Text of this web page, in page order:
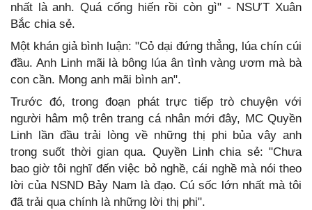
nhất là anh. Quá cống hiến rồi còn gì" - NSƯT Xuân
Bắc chia sẻ.
Một khán giả bình luận: "Cỏ dại đứng thẳng, lúa chín cúi
đầu. Anh Linh mãi là bông lúa ân tình vàng ươm mà bà
con cần. Mong anh mãi bình an".
Trước đó, trong đoạn phát trực tiếp trò chuyện với
người hâm mộ trên trang cá nhân mới đây, MC Quyền
Linh lần đầu trải lòng về những thị phi bủa vây anh
trong suốt thời gian qua. Quyền Linh chia sẻ: "Chưa
bao giờ tôi nghĩ đến việc bỏ nghề, cái nghề mà nói theo
lời của NSND Bảy Nam là đạo. Cú sốc lớn nhất mà tôi
đã trải qua chính là những lời thị phi".